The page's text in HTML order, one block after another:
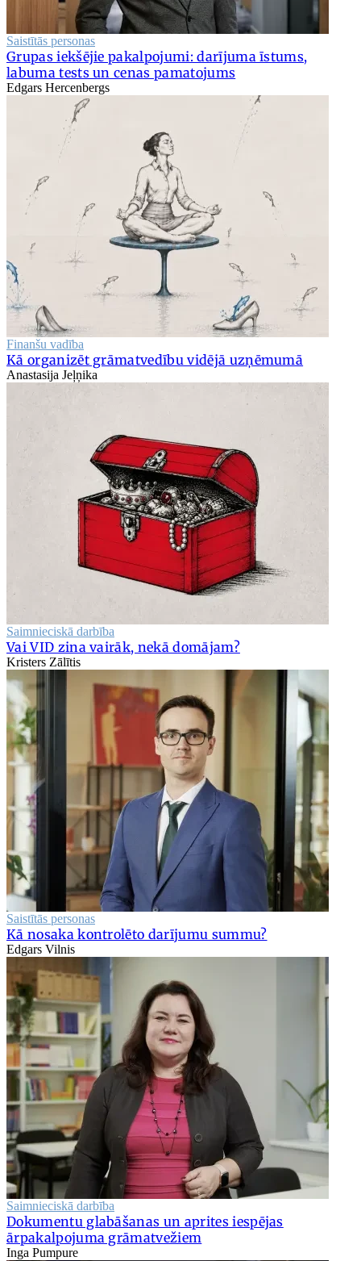
Saistītās personas
Grupas iekšējie pakalpojumi: darījuma īstums,
labuma tests un cenas pamatojums
Edgars Hercenbergs
Finanšu vadība
Kā organizēt grāmatvedību vidējā uzņēmumā
Anastasija Jeļņika
Saimnieciskā darbība
Vai VID zina vairāk, nekā domājam?
Kristers Zālītis
Saistītās personas
Kā nosaka kontrolēto darījumu summu?
Edgars Vilnis
Saimnieciskā darbība
Dokumentu glabāšanas un aprites iespējas
ārpakalpojuma grāmatvežiem
Inga Pumpure